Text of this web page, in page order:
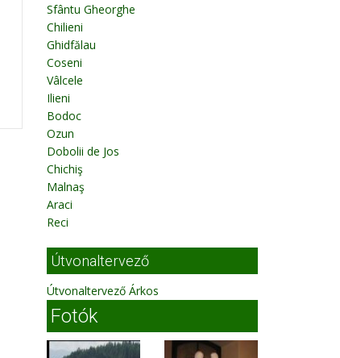
Sfântu Gheorghe
Chilieni
Ghidfălau
Coseni
Vâlcele
Ilieni
Bodoc
Ozun
Dobolii de Jos
Chichiş
Malnaş
Araci
Reci
Útvonaltervező
Útvonaltervező Árkos
Fotók